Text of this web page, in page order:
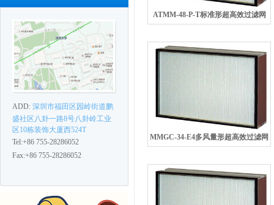
ADD: 深圳市福田区园岭街道鹏
盛社区八卦一路8号八卦岭工业
区10栋装饰大厦西524T
Tel:+86 755-28286052
Fax:+86 755-28286052
ATMM-48-P-T标准形超高效过滤网
MMGC-34-E4多风量形超高效过滤网